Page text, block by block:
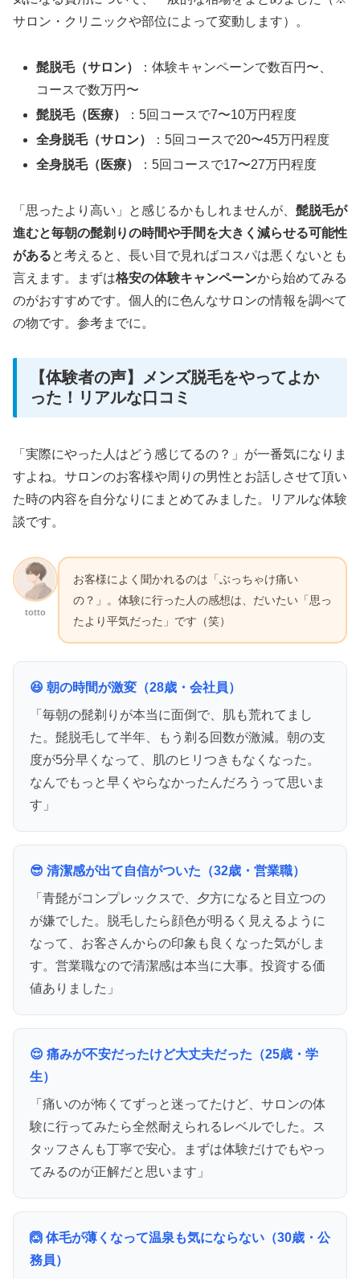
サロン・クリニックや部位によって変動します）。
髭脱毛（サロン）
：体験キャンペーンで数百円〜、
コースで数万円〜
髭脱毛（医療）
：5回コースで7〜10万円程度
全身脱毛（サロン）
：5回コースで20〜45万円程度
全身脱毛（医療）
：5回コースで17〜27万円程度
「思ったより高い」と感じるかもしれませんが、 髭脱毛が
進むと毎朝の髭剃りの時間や手間を大きく減らせる可能性
があると考えると、長い目で見ればコスパは悪くないとも
言えます。まずは格安の体験キャンペーンから始めてみる
のがおすすめです。個人的に色んなサロンの情報を調べて
の物です。参考までに。
【体験者の声】メンズ脱毛をやってよか
った！リアルな口コミ
「実際にやった人はどう感じてるの？」が一番気になりま
すよね。サロンのお客様や周りの男性とお話しさせて頂い
た時の内容を自分なりにまとめてみました。リアルな体験
談です。
totto
お客様によく聞かれるのは「ぶっちゃけ痛い
の？」。体験に行った人の感想は、だいたい「思っ
たより平気だった」です（笑）
😆 朝の時間が激変（28歳・会社員）
「毎朝の髭剃りが本当に面倒で、肌も荒れてまし
た。髭脱毛して半年、もう剃る回数が激減。朝の支
度が5分早くなって、肌のヒリつきもなくなった。
なんでもっと早くやらなかったんだろうって思いま
す」
😎 清潔感が出て自信がついた（32歳・営業職）
「青髭がコンプレックスで、夕方になると目立つの
が嫌でした。脱毛したら顔色が明るく見えるように
なって、お客さんからの印象も良くなった気がしま
す。営業職なので清潔感は本当に大事。投資する価
値ありました」
😌 痛みが不安だったけど大丈夫だった（25歳・学
生）
「痛いのが怖くてずっと迷ってたけど、サロンの体
験に行ってみたら全然耐えられるレベルでした。ス
タッフさんも丁寧で安心。まずは体験だけでもやっ
てみるのが正解だと思います」
🙆 体毛が薄くなって温泉も気にならない（30歳・公
務員）